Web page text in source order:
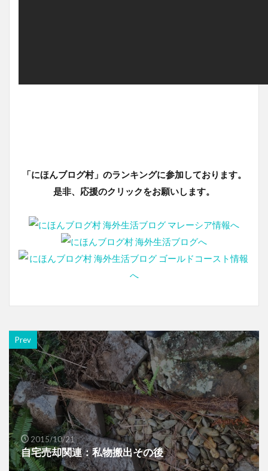
「にほんブログ村」のランキングに参加しております。
是非、応援のクリックをお願いします。
Prev
2015/10/21
自宅売却関連：私物搬出その後